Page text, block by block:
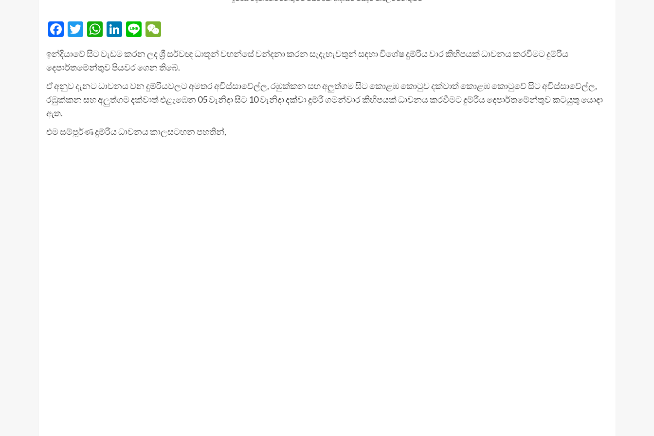
Facebook
Twitter
WhatsApp
LinkedIn
LineWeChat
ඉන්දියාවේ සිට වැඩම කරන ලද ශ්‍රී සර්වඥ ධාතූන් වහන්සේ වන්දනා කරන සැදැහැවතුන් සඳහා විශේෂ දුම්රිය වාර කිහිපයක් ධාවනය කරවීමට දුම්රිය
දෙපාර්තමේන්තුව පියවර ගෙන තිබේ.
ඒ අනුව දැනට ධාවනය වන දුම්රියවලට අමතර අවිස්සාවේල්ල, රඹුක්කන සහ අලුත්ගම සිට කොළඹ කොටුව දක්වාත් කොළඹ කොටුවේ සිට අවිස්සාවේල්ල,
රඹුක්කන සහ අලුත්ගම දක්වාත් එළැඹෙන 05 වැනිදා සිට 10 වැනිදා දක්වා දුම්රි ගමන්වාර කිහිපයක් ධාවනය කරවීමට දුම්රිය දෙපාර්තමේන්තුව කටයුතු යොදා
ඇත.
එම සම්පූර්ණ දුම්රිය ධාවනය කාලසටහන පහතින්,